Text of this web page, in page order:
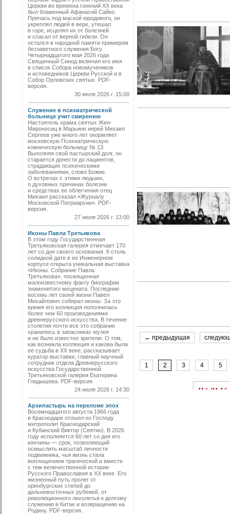
Церкви во времена гонений XX века
был блаженный Афанасий Сайко.
Прячась под маской юродивого, он
укреплял людей в вере, утешал
в горе, исцелял их от болезней
и спасал от верной гибели. Он
остался в народной памяти примером
беззаветного служения Богу.
Четырнадцатого мая 2026 года
Священный Синод включил его имя
в список Собора новомучеников
и исповедников Церкви Русской и в
Собор Орловских святых. PDF-
версия.
30 июля 2026 г. 15:00
Служение в психиатрической
больнице учит смирению
Настоятель храма святых Жен-
Мироносиц в Марьине иерей Михаил
Сергеев уже много лет окормляет
московскую Психиатрическую
клиническую больницу № 13.
Выполняя свой пастырский долг, он
старается донести до пациентов,
страдающих психическими
заболеваниями, слово Божие.
О встречах с этими людьми,
о духовных причинах болезни
и средствах ее облегчения отец
Михаил рассказал «Журналу
Московской Патриархии». PDF-
версия.
27 июля 2026 г. 13:00
Иконы Павла Третьякова
В этом году Государственная
Третьяковская галерея отмечает 170
лет со дня своего основания. К столь
солидной дате в ее Инженерном
корпусе открыта уникальная выставка
«Иконы. Собрание Павла
Третьякова», посвященная
малоизвестному факту биографии
знаменитого мецената. Последние
восемь лет своей жизни Павел
Михайлович собирал иконы. За это
время его коллекция пополнилась
более чем 60 произведениями
древнерусского искусства. В течение
столетия почти все это собрание
хранилось в запасниках музея
и не было известно зрителю. О том,
как возникла коллекция и какова была
ее судьба в ХХ веке, рассказывает
куратор выставки, главный научный
сотрудник отдела Древнерусского
искусства Государственной
Третьяковской галереи Екатерина
Гладышева. PDF-версия.
24 июля 2026 г. 14:30
Архипастырь на переломе эпох
Восемнадцатого августа 1966 года
в Краснодаре отошел ко Господу
митрополит Краснодарский
и Кубанский Виктор (Святин). В 2026
году исполняется 60 лет со дня его
кончины — срок, позволяющий
осмыслить масштаб личности
подвижника, чья жизнь стала
воплощением трагической и вместе
с тем величественной истории
Русского Православия в XX веке. Его
жизненный путь пролег от
оренбургских степей до
дальневосточных рубежей, от
революционного лихолетья к долгому
служению в Китае и возвращению на
Родину. PDF-версия.
← предыдущая
1 2 3 4 5